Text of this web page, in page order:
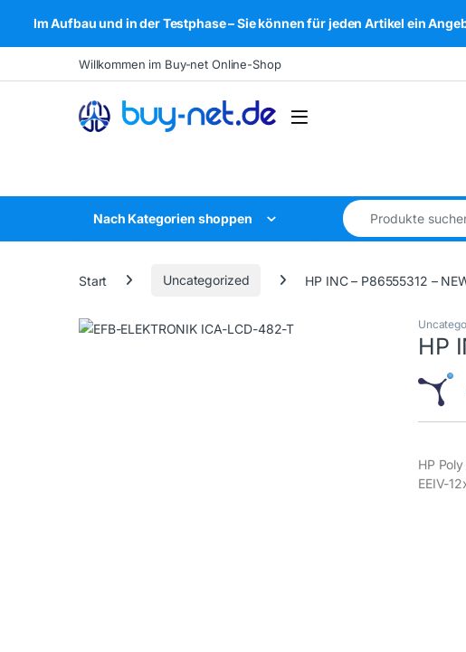
Im Aufbau und in der Testphase – Sie können für jeden Artikel ein
Skip to navigation
Skip to contentWillkommen im Buy-net Online-Shop
Open
Nach Kategorien shoppen
Search for:
Start Uncategorized HP INC – P86555312 –
HP
HP
EEIV-